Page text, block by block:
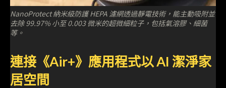
NanoProtect 納米級防護 HEPA 濾網透過靜電技術，能主動吸附並
去除 99.97% 小至 0.003 微米的超微細粒子，包括氣溶膠、細菌
等。
連接《Air+》應用程式以 AI 潔淨家
居空間